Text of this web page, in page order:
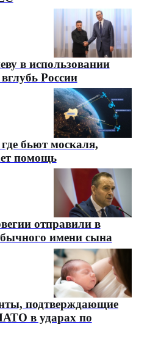
в использовании
России
бьют москаля,
помощь
отправили в
имени сына
подтверждающие
в ударах по